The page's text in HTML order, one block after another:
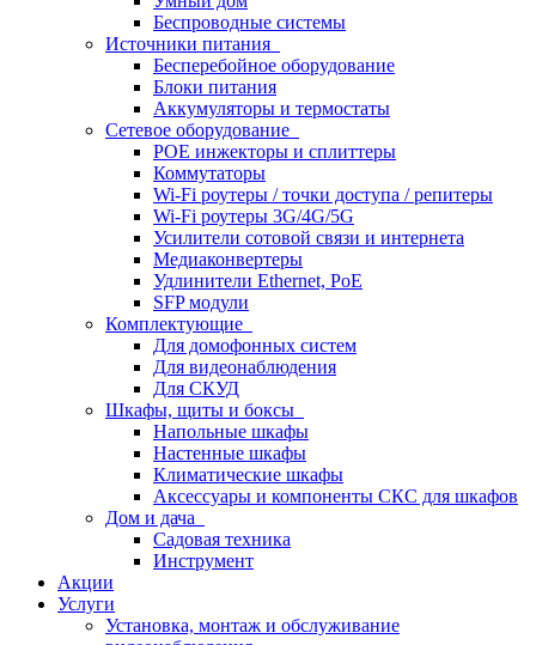
Беспроводные системы
Источники питания
Бесперебойное оборудование
Блоки питания
Аккумуляторы и термостаты
Сетевое оборудование
POE инжекторы и сплиттеры
Коммутаторы
Wi-Fi роутеры / точки доступа / репитеры
Wi-Fi роутеры 3G/4G/5G
Усилители сотовой связи и интернета
Медиаконвертеры
Удлинители Ethernet, PoE
SFP модули
Комплектующие
Для домофонных систем
Для видеонаблюдения
Для СКУД
Шкафы, щиты и боксы
Напольные шкафы
Настенные шкафы
Климатические шкафы
Аксессуары и компоненты СКС для шкафов
Дом и дача
Садовая техника
Инструмент
Акции
Услуги
Установка, монтаж и обслуживание